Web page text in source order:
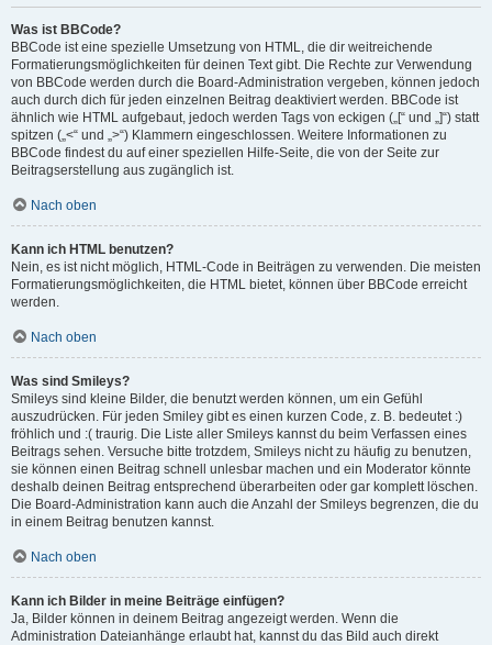
Was ist BBCode?
BBCode ist eine spezielle Umsetzung von HTML, die dir weitreichende
Formatierungsmöglichkeiten für deinen Text gibt. Die Rechte zur Verwendung
von BBCode werden durch die Board-Administration vergeben, können jedoch
auch durch dich für jeden einzelnen Beitrag deaktiviert werden. BBCode ist
ähnlich wie HTML aufgebaut, jedoch werden Tags von eckigen („[“ und „]“) statt
spitzen („<“ und „>“) Klammern eingeschlossen. Weitere Informationen zu
BBCode findest du auf einer speziellen Hilfe-Seite, die von der Seite zur
Beitragserstellung aus zugänglich ist.
Nach oben
Kann ich HTML benutzen?
Nein, es ist nicht möglich, HTML-Code in Beiträgen zu verwenden. Die meisten
Formatierungsmöglichkeiten, die HTML bietet, können über BBCode erreicht
werden.
Nach oben
Was sind Smileys?
Smileys sind kleine Bilder, die benutzt werden können, um ein Gefühl
auszudrücken. Für jeden Smiley gibt es einen kurzen Code, z. B. bedeutet :)
fröhlich und :( traurig. Die Liste aller Smileys kannst du beim Verfassen eines
Beitrags sehen. Versuche bitte trotzdem, Smileys nicht zu häufig zu benutzen,
sie können einen Beitrag schnell unlesbar machen und ein Moderator könnte
deshalb deinen Beitrag entsprechend überarbeiten oder gar komplett löschen.
Die Board-Administration kann auch die Anzahl der Smileys begrenzen, die du
in einem Beitrag benutzen kannst.
Nach oben
Kann ich Bilder in meine Beiträge einfügen?
Ja, Bilder können in deinem Beitrag angezeigt werden. Wenn die
Administration Dateianhänge erlaubt hat, kannst du das Bild auch direkt